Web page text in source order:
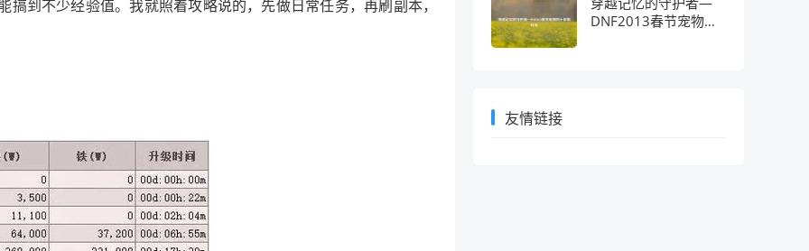
到不少经验值。我就照着攻略说的，先做日常任务，再刷副本，
DNF2013春节宠物的
友情链接